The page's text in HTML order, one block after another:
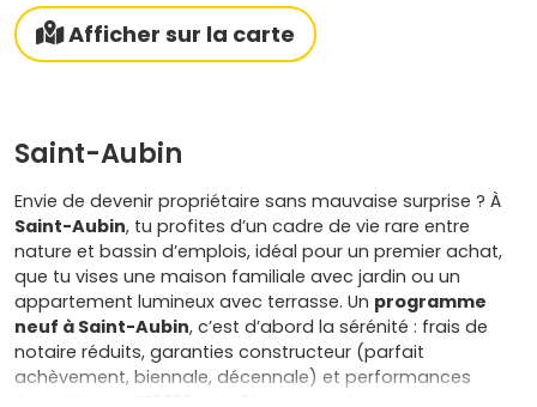
Afficher sur la carte
Saint-Aubin
Envie de devenir propriétaire sans mauvaise surprise ? À
Saint-Aubin, tu profites d’un cadre de vie rare entre
nature et bassin d’emplois, idéal pour un premier achat,
que tu vises une maison familiale avec jardin ou un
appartement lumineux avec terrasse. Un programme
neuf à Saint-Aubin, c’est d’abord la sérénité : frais de
notaire réduits, garanties constructeur (parfait
achèvement, biennale, décennale) et performances
énergétiques RE2020 qui allègent tes charges tout en